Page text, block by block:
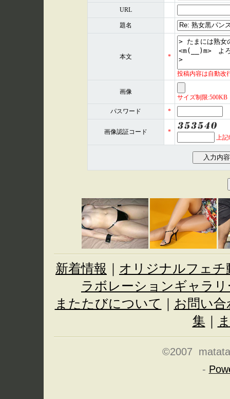
URL
題名
本文 *
投稿内容は自動改
画像
サイズ制限
パスワード *
画像認証コード
*
上
新着情報
オリジナルフェチ
ラボレーションギャラリ
またたびについて
お問い合
集
©2007
-